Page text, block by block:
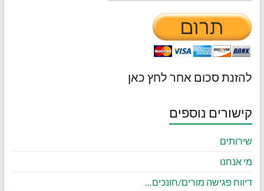
להזנת סכום אחר לחץ כאן
קישורים נוספים
שירותים
מי אנחנו
דיווח פגישה מורים/חונכים…